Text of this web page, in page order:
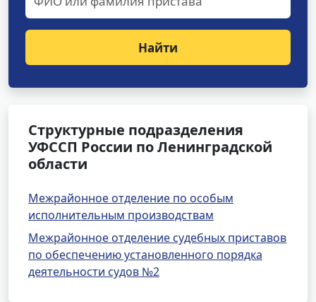
Найти
Структурные подразделения
УФССП России по Ленинградской
области
Межрайонное отделение по особым
исполнительным производствам
Межрайонное отделение судебных приставов
по обеспечению установленного порядка
деятельности судов №2